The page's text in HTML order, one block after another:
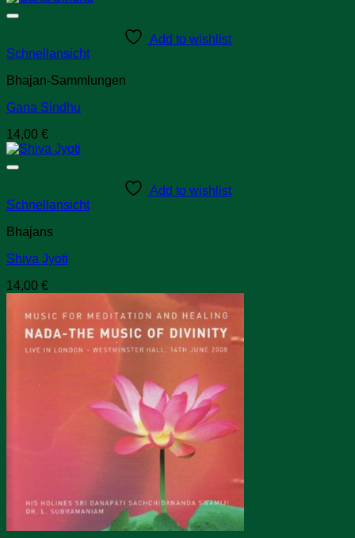
Add to wishlist
Schnellansicht
Bhajan-Sammlungen
Gana Sindhu
14,00 €
Add to wishlist
Schnellansicht
Bhajans
Shiva Jyoti
14,00 €